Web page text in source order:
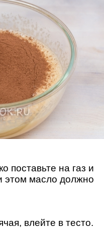
поставьте на газ и
этом масло должно
влейте в тесто.